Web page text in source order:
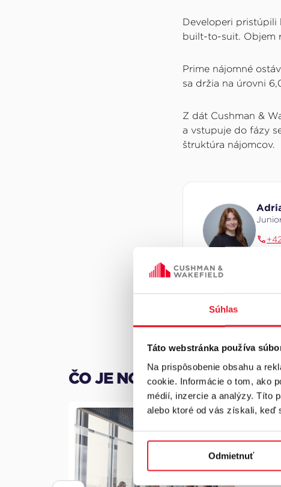
Súhlas
Táto webstránka používa
Na prispôsobenie obsahu a
cookie. Informácie o tom, ako
médií, inzercie a analýzy. Títo
alebo ktoré od vás získali, keď
Odmietnuť
Developeri pristúpili
built-to-suit. Objem
Prime nájomné
sa držia na úrovni
Z dát Cushman &
a vstupuje do fázy
štruktúra nájomcov.
ČO JE NOVÉ V CUSHWAKE